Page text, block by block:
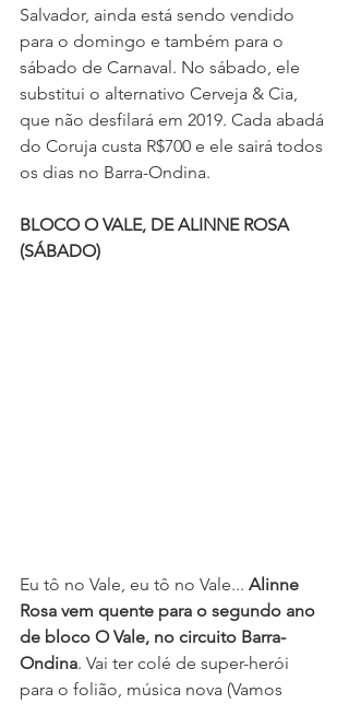
Salvador, ainda está sendo vendido
para o domingo e também para o
sábado de Carnaval. No sábado, ele
substitui o alternativo Cerveja & Cia,
que não desfilará em 2019. Cada abadá
do Coruja custa R$700 e ele sairá todos
os dias no Barra-Ondina.
BLOCO O VALE, DE ALINNE ROSA
(SÁBADO)
Eu tô no Vale, eu tô no Vale... Alinne
Rosa vem quente para o segundo ano
de bloco O Vale, no circuito Barra-
Ondina. Vai ter colé de super-herói
para o folião, música nova (Vamos